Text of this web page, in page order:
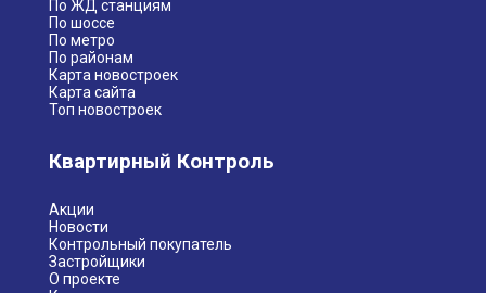
По ЖД станциям
По шоссе
По метро
По районам
Карта новостроек
Карта сайта
Топ новостроек
Квартирный Контроль
Акции
Новости
Контрольный покупатель
Застройщики
О проекте